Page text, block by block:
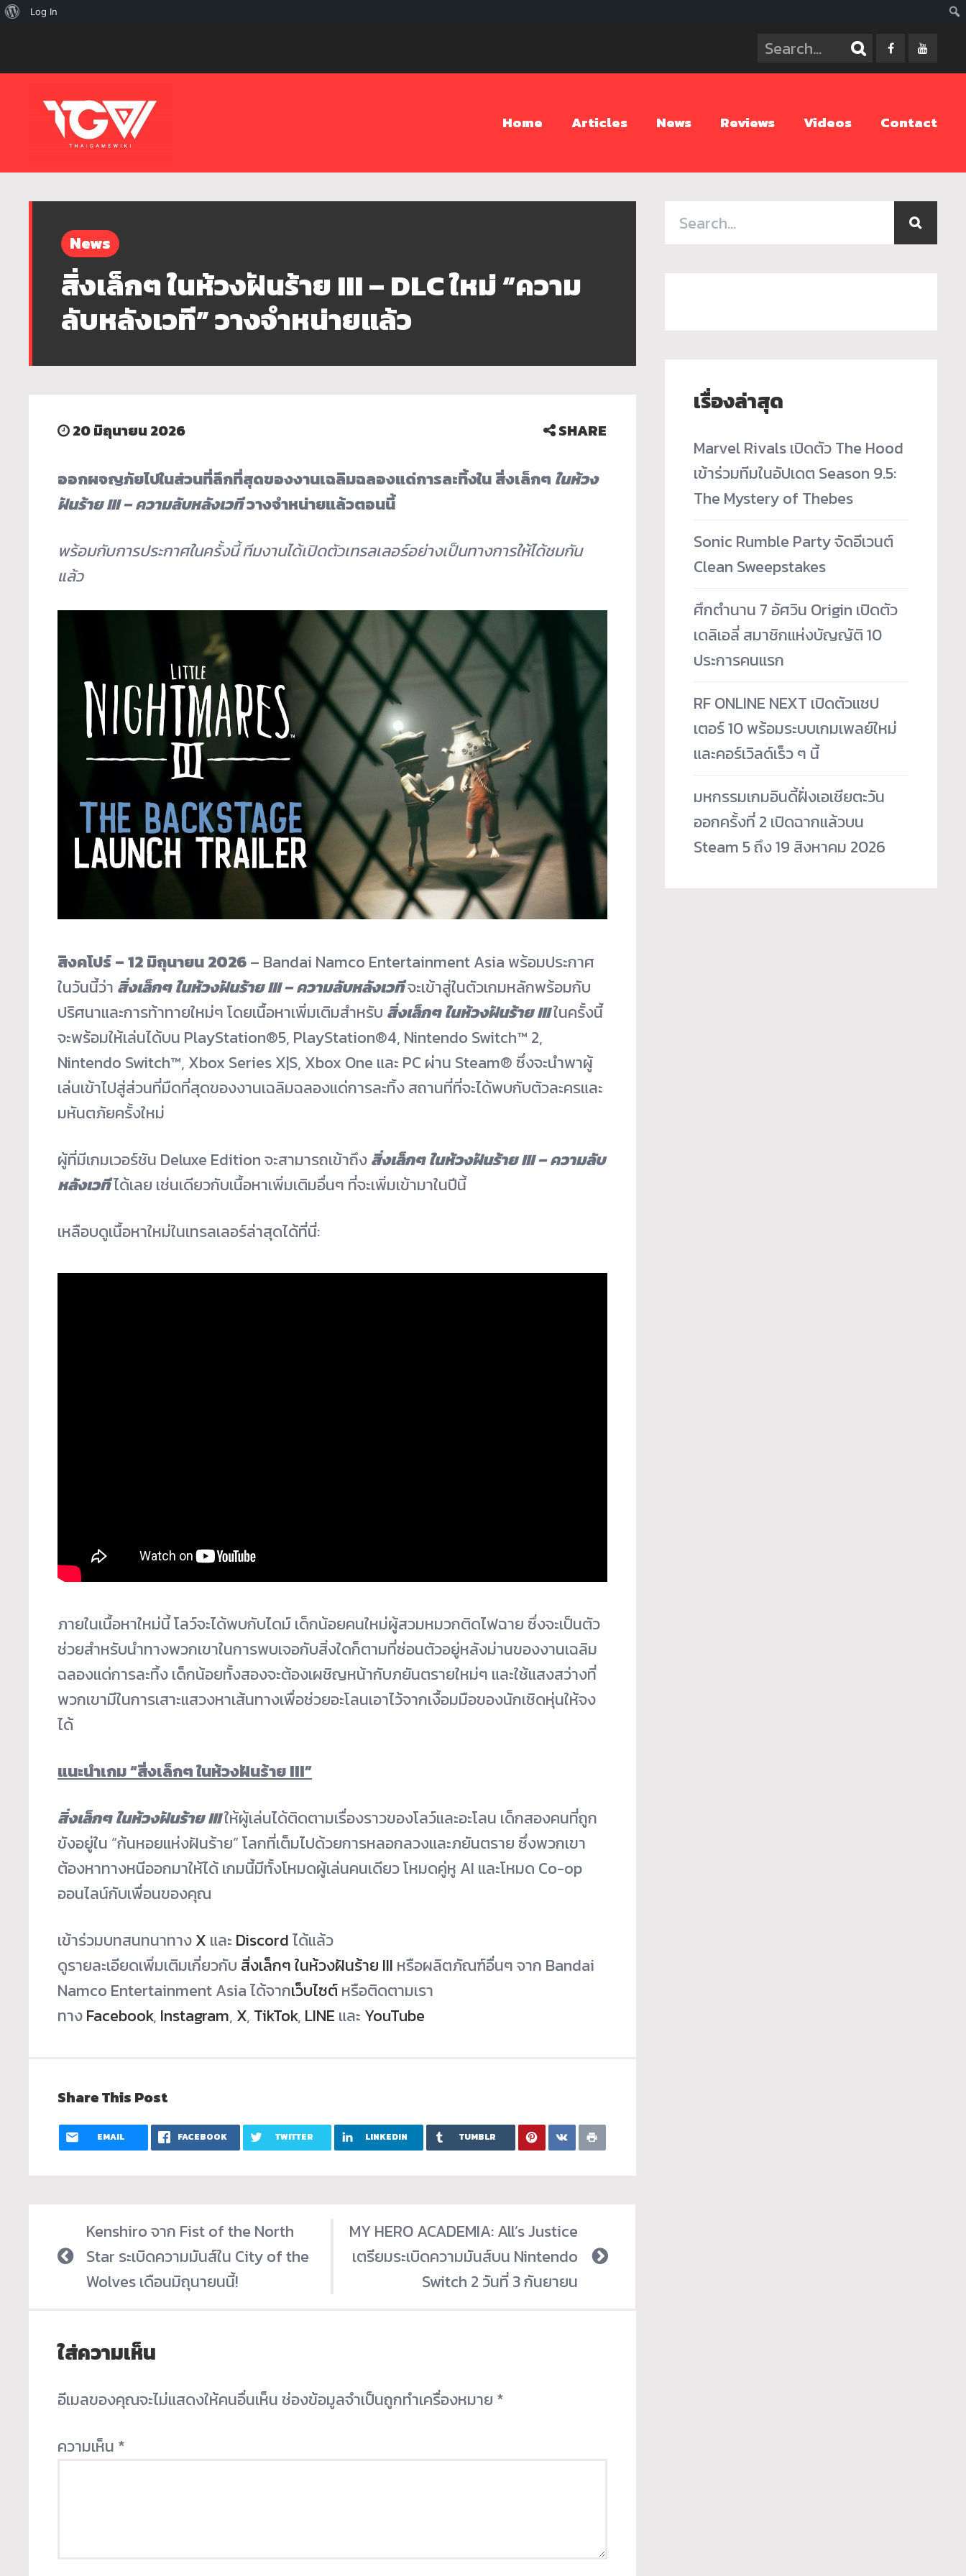
Home Articles News Reviews Videos Contact
News
สิ่งเล็กๆ ในห้วงฝันร้าย III – DLC ใหม่ “ความ
ลับหลังเวที” วางจำหน่ายแล้ว
20 มิถุนายน 2026 SHARE
ออกผจญภัยไปในส่วนที่ลึกที่สุดของงานเฉลิมฉลองแด่การละทิ้งใน สิ่งเล็กๆ ในห้วง
ฝันร้าย III – ความลับหลังเวทีวางจำหน่ายแล้วตอนนี้
พร้อมกับการประกาศในครั้งนี้ ทีมงานได้เปิดตัวเทรลเลอร์อย่างเป็นทางการให้ได้ชมกัน
แล้ว
สิงคโปร์ – 12 มิถุนายน 2026– Bandai Namco Entertainment Asia พร้อมประกาศ
ในวันนี้ว่า สิ่งเล็กๆ ในห้วงฝันร้าย III – ความลับหลังเวทีจะเข้าสู่ในตัวเกมหลักพร้อมกับ
ปริศนาและการท้าทายใหม่ๆ โดยเนื้อหาเพิ่มเติมสำหรับ สิ่งเล็กๆ ในห้วงฝันร้าย IIIในครั้งนี้
จะพร้อมให้เล่นได้บน PlayStation®5, PlayStation®4, Nintendo Switch™ 2,
Nintendo Switch™, Xbox Series X|S, Xbox One และ PC ผ่าน Steam® ซึ่งจะนำพาผู้
เล่นเข้าไปสู่ส่วนที่มืดที่สุดของงานเฉลิมฉลองแด่การละทิ้ง สถานที่ที่จะได้พบกับตัวละครและ
มหันตภัยครั้งใหม่
ผู้ที่มีเกมเวอร์ชัน Deluxe Edition จะสามารถเข้าถึงสิ่งเล็กๆ ในห้วงฝันร้าย III – ความลับ
หลังเวทีได้เลย เช่นเดียวกับเนื้อหาเพิ่มเติมอื่นๆ ที่จะเพิ่มเข้ามาในปีนี้
เหลือบดูเนื้อหาใหม่ในเทรลเลอร์ล่าสุดได้ที่นี่:
ภายในเนื้อหาใหม่นี้ โลว์จะได้พบกับไดม์ เด็กน้อยคนใหม่ผู้สวมหมวกติดไฟฉาย ซึ่งจะเป็นตัว
ช่วยสำหรับนำทางพวกเขาในการพบเจอกับสิ่งใดก็ตามที่ซ่อนตัวอยู่หลังม่านของงานเฉลิม
ฉลองแด่การละทิ้ง เด็กน้อยทั้งสองจะต้องเผชิญหน้ากับภยันตรายใหม่ๆ และใช้แสงสว่างที่
พวกเขามีในการเสาะแสวงหาเส้นทางเพื่อช่วยอะโลนเอาไว้จากเงื้อมมือของนักเชิดหุ่นให้จง
ได้
แนะนำเกม “สิ่งเล็กๆ ในห้วงฝันร้าย III”
สิ่งเล็กๆ ในห้วงฝันร้าย IIIให้ผู้เล่นได้ติดตามเรื่องราวของโลว์และอะโลน เด็กสองคนที่ถูก
ขังอยู่ใน “ก้นหอยแห่งฝันร้าย” โลกที่เต็มไปด้วยการหลอกลวงและภยันตราย ซึ่งพวกเขา
ต้องหาทางหนีออกมาให้ได้ เกมนี้มีทั้งโหมดผู้เล่นคนเดียว โหมดคู่หู AI และโหมด Co-op
ออนไลน์กับเพื่อนของคุณ
เข้าร่วมบทสนทนาทางX และ Discordได้แล้ว
ดูรายละเอียดเพิ่มเติมเกี่ยวกับ สิ่งเล็กๆ ในห้วงฝันร้าย III หรือผลิตภัณฑ์อื่นๆ จาก Bandai
Namco Entertainment Asia ได้จากเว็บไซต์หรือติดตามเรา
ทางFacebook, Instagram, X, TikTok, LINE และ YouTube
Share This Post
EMAIL FACEBOOK TWITTER LINKEDIN TUMBLR
Kenshiro จาก Fist of the North
Star ระเบิดความมันส์ใน City of the
Wolves เดือนมิถุนายนนี้!
MY HERO ACADEMIA: All’s Justice
เตรียมระเบิดความมันส์บน Nintendo
Switch 2 วันที่ 3 กันยายน
ใส่ความเห็น
อีเมลของคุณจะไม่แสดงให้คนอื่นเห็นช่องข้อมูลจำเป็นถูกทำเครื่องหมาย *
ความเห็น *
เรื่องล่าสุด
Marvel Rivals เปิดตัว The Hood
เข้าร่วมทีมในอัปเดต Season 9.5:
The Mystery of Thebes
Sonic Rumble Party จัดอีเวนต์
Clean Sweepstakes
ศึกตำนาน 7 อัศวิน Origin เปิดตัว
เดลิเอลี่ สมาชิกแห่งบัญญัติ 10
ประการคนแรก
RF ONLINE NEXT เปิดตัวแชป
เตอร์ 10 พร้อมระบบเกมเพลย์ใหม่
และคอร์เวิลด์เร็ว ๆ นี้
มหกรรมเกมอินดี้ฝั่งเอเชียตะวัน
ออกครั้งที่ 2 เปิดฉากแล้วบน
Steam 5 ถึง 19 สิงหาคม 2026
เกี่ยวLog In